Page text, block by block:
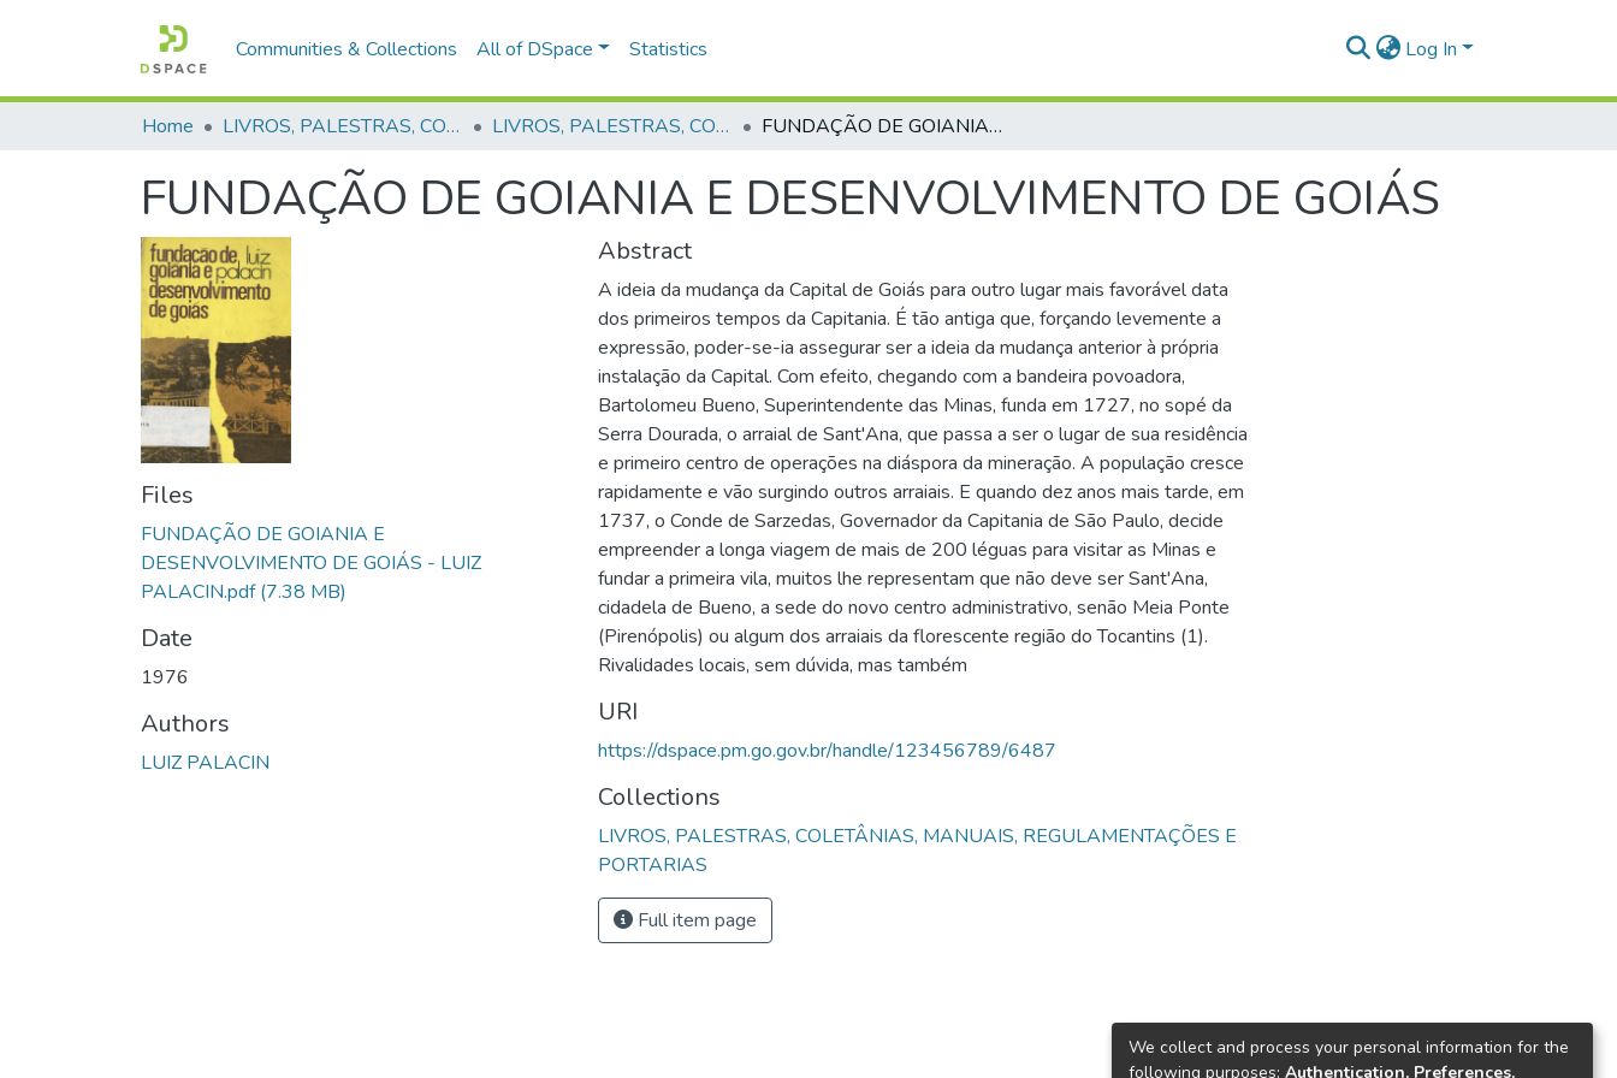
Communities & Collections All of DSpace Statistics Log In
Home LIVROS, PALESTRAS, COLETÂNIAS, MANUAIS, REGULAMENTAÇÕES E PORTARIAS LIVROS, PALESTRAS, COLETÂNIAS, MANUAIS, REGULAMENTAÇÕES E PORTARIAS FUNDAÇÃO DE GOIANIA E DESENVOLVIMENTO DE GOIÁS
FUNDAÇÃO DE GOIANIA E DESENVOLVIMENTO DE GOIÁS
Files
FUNDAÇÃO DE GOIANIA E
DESENVOLVIMENTO DE GOIÁS - LUIZ
PALACIN.pdf(7.38 MB)
Date
1976
Authors
LUIZ PALACIN
Abstract
A ideia da mudança da Capital de Goiás para outro lugar mais favorável data
dos primeiros tempos da Capitania. É tão antiga que, forçando levemente a
expressão, poder-se-ia assegurar ser a ideia da mudança anterior à própria
instalação da Capital. Com efeito, chegando com a bandeira povoadora,
Bartolomeu Bueno, Superintendente das Minas, funda em 1727, no sopé da
Serra Dourada, o arraial de Sant'Ana, que passa a ser o lugar de sua residência
e primeiro centro de operações na diáspora da mineração. A população cresce
rapidamente e vão surgindo outros arraiais. E quando dez anos mais tarde, em
1737, o Conde de Sarzedas, Governador da Capitania de São Paulo, decide
empreender a longa viagem de mais de 200 léguas para visitar as Minas e
fundar a primeira vila, muitos lhe representam que não deve ser Sant'Ana,
cidadela de Bueno, a sede do novo centro administrativo, senão Meia Ponte
(Pirenópolis) ou algum dos arraiais da florescente região do Tocantins (1).
Rivalidades locais, sem dúvida, mas também
URI
https://dspace.pm.go.gov.br/handle/123456789/6487
Collections
LIVROS, PALESTRAS, COLETÂNIAS, MANUAIS, REGULAMENTAÇÕES E
PORTARIAS
Full item page
We collect and process your personal information for the
following purposes: Authentication, Preferences,